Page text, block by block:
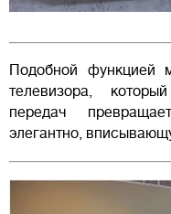
Подобной функцией
телевизора,
передач
элегантно,